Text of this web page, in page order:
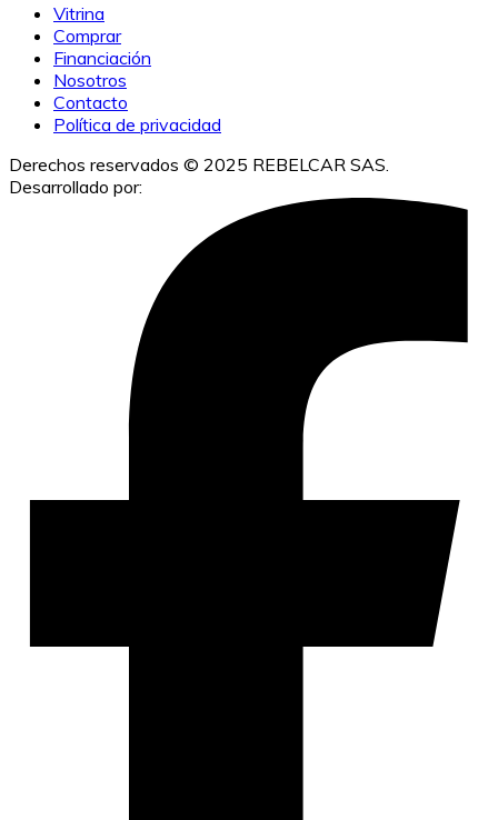
Vitrina
Comprar
Financiación
Nosotros
Contacto
Política de privacidad
Derechos reservados © 2025 REBELCAR SAS.
Desarrollado por: